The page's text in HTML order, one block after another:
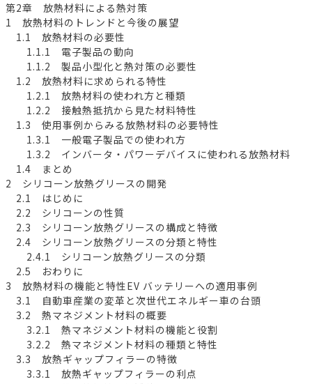
第2章 放熱材料による熱対策
1 放熱材料のトレンドと今後の展望
1.1 放熱材料の必要性
1.1.1 電子製品の動向
1.1.2 製品小型化と熱対策の必要性
1.2 放熱材料に求められる特性
1.2.1 放熱材料の使われ方と種類
1.2.2 接触熱抵抗から見た材料特性
1.3 使用事例からみる放熱材料の必要特性
1.3.1 一般電子製品での使われ方
1.3.2 インバータ・パワーデバイスに使われる放熱材料
1.4 まとめ
2 シリコーン放熱グリースの開発
2.1 はじめに
2.2 シリコーンの性質
2.3 シリコーン放熱グリースの構成と特徴
2.4 シリコーン放熱グリースの分類と特性
2.4.1 シリコーン放熱グリースの分類
2.5 おわりに
3 放熱材料の機能と特性EV バッテリーへの適用事例
3.1 自動車産業の変革と次世代エネルギー車の台頭
3.2 熱マネジメント材料の概要
3.2.1 熱マネジメント材料の機能と役割
3.2.2 熱マネジメント材料の種類と特性
3.3 放熱ギャップフィラーの特徴
3.3.1 放熱ギャップフィラーの利点